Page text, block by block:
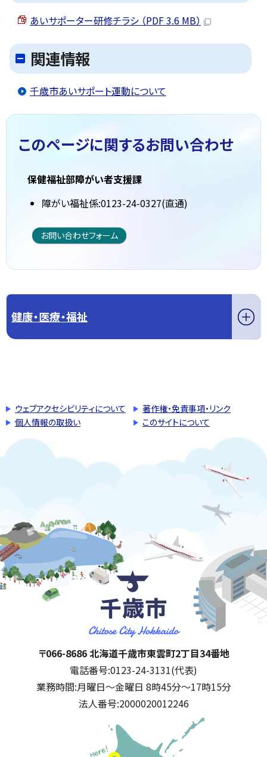
あいサポーター研修チラシ （PDF 3.6 MB）
関連情報
千歳市あいサポート運動について
このページに関するお問い合わせ
保健福祉部障がい者支援課
障がい福祉係:0123-24-0327(直通)
お問い合わせフォーム
健康・医療・福祉
ウェブアクセシビリティについて
著作権・免責事項・リンク
個人情報の取扱い
このサイトについて
千歳市
住所:
〒066-8686 北海道千歳市東雲町2丁目34番地
電話番号:0123-24-3131(代表)
業務時間:月曜日～金曜日 8時45分～17時15分
法人番号:2000020012246